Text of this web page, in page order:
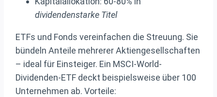
dividendenstarke Titel
ETFs und Fonds vereinfachen die Streuung. Sie
bündeln Anteile mehrerer Aktiengesellschaften
– ideal für Einsteiger. Ein MSCI-World-
Dividenden-ETF deckt beispielsweise über 100
Unternehmen ab. Vorteile: